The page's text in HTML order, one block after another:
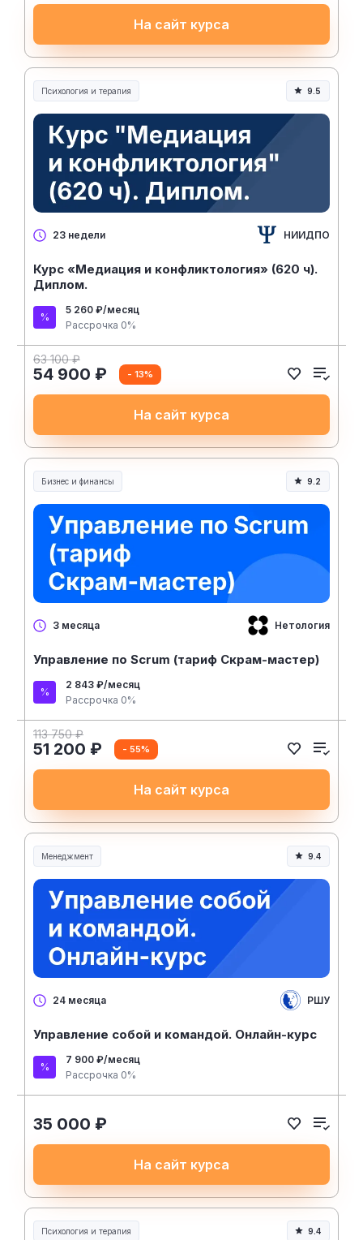
На сайт курса
Психология и терапия 9.5
23 недели НИИДПО
Курс «Медиация и конфликтология» (620 ч).
Диплом.
5 260 ₽/месяц
Рассрочка 0%
63 100 ₽
54 900 ₽ - 13%
На сайт курса
Бизнес и финансы 9.2
3 месяца Нетология
Управление по Scrum (тариф Скрам-мастер)
2 843 ₽/месяц
Рассрочка 0%
113 750 ₽
51 200 ₽ - 55%
На сайт курса
Менеджмент
Менеджмент и управление
9.4
24 месяца РШУ
Управление собой и командой. Онлайн-курс
7 900 ₽/месяц
Рассрочка 0%
35 000 ₽
На сайт курса
Психология и терапия 9.4